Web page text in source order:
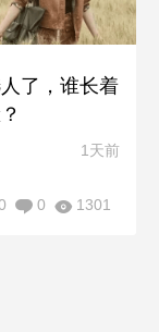
了，谁长着
1天前
1301
0